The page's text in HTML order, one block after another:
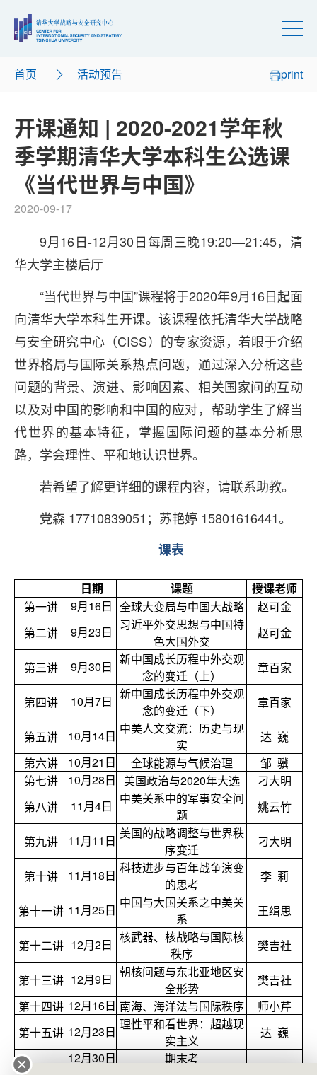
首页 活动预告 print
开课通知 | 2020-2021学年秋
季学期清华大学本科生公选课
《当代世界与中国》
2020-09-17
9月16日-12月30日每周三晚19:20—21:45，清
华大学主楼后厅
“当代世界与中国”课程将于2020年9月16日起面
向清华大学本科生开课。该课程依托清华大学战略
与安全研究中心（CISS）的专家资源，着眼于介绍
世界格局与国际关系热点问题，通过深入分析这些
问题的背景、演进、影响因素、相关国家间的互动
以及对中国的影响和中国的应对，帮助学生了解当
代世界的基本特征，掌握国际问题的基本分析思
路，学会理性、平和地认识世界。
若希望了解更详细的课程内容，请联系助教。
党森 17710839051；苏艳婷 15801616441。
课表
日期 课题
授课老师
第一讲
9月16日 全球大变局与中国大战略
赵可金
第二讲
9月23日 习近平外交思想与中国特
色大国外交
赵可金
第三讲 9月30日 新中国成长历程中外交观
念的变迁（上）
章百家
第四讲 10月7日 新中国成长历程中外交观
念的变迁（下）
章百家
第五讲 10月14日 中美人文交流：历史与现
实
达 巍
第六讲
10月21日 全球能源与气候治理
邹 骥
第七讲
10月28日 美国政治与2020年大选
刁大明
第八讲
11月4日 中美关系中的军事安全问
题
姚云竹
第九讲 11月11日 美国的战略调整与世界秩
序变迁
刁大明
第十讲 11月18日 科技进步与百年战争演变
的思考
李 莉
第十一讲 11月25日 中国与大国关系之中美关
系
王缉思
第十二讲 12月2日 核武器、核战略与国际核
秩序
樊吉社
第十三讲 12月9日 朝核问题与东北亚地区安
全形势
樊吉社
第十四讲 12月16日 南海、海洋法与国际秩序
师小芹
第十五讲 12月23日 理性平和看世界：超越现
实主义
达 巍
12月30日 期末考